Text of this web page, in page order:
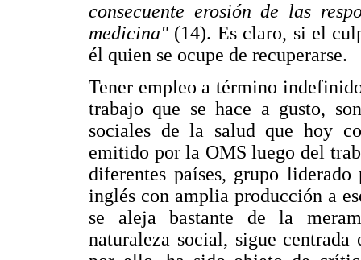
consecuente erosión de las
medicina" (14). Es claro, si el
él quien se ocupe de recuperarse.
Tener empleo a término
trabajo que se hace a gusto,
sociales de la salud que hoy
emitido por la OMS luego del
diferentes países, grupo
inglés con amplia producción a
se aleja bastante de la
naturaleza social, sigue